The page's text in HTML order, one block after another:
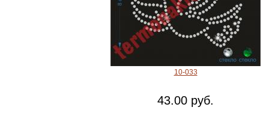
10-033
43.00 руб.